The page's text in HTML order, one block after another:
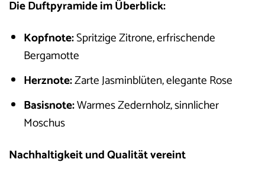
Die Duftpyramide im Überblick:
Kopfnote:Spritzige Zitrone, erfrischende
Bergamotte
Herznote:Zarte Jasminblüten, elegante Rose
Basisnote:Warmes Zedernholz, sinnlicher
Moschus
Nachhaltigkeit und Qualität vereint